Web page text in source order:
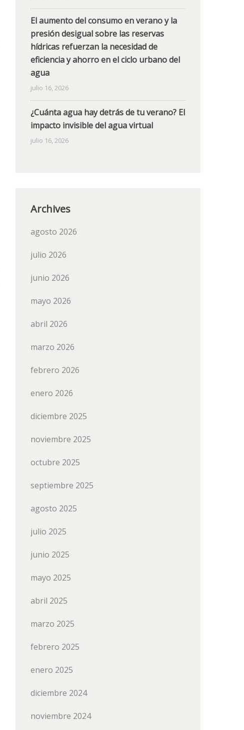
El aumento del consumo en verano y la
presión desigual sobre las reservas
hídricas refuerzan la necesidad de
eficiencia y ahorro en el ciclo urbano del
agua
julio 16, 2026
¿Cuánta agua hay detrás de tu verano? El
impacto invisible del agua virtual
julio 16, 2026
Archives
agosto 2026
julio 2026
junio 2026
mayo 2026
abril 2026
marzo 2026
febrero 2026
enero 2026
diciembre 2025
noviembre 2025
octubre 2025
septiembre 2025
agosto 2025
julio 2025
junio 2025
mayo 2025
abril 2025
marzo 2025
febrero 2025
enero 2025
diciembre 2024
noviembre 2024